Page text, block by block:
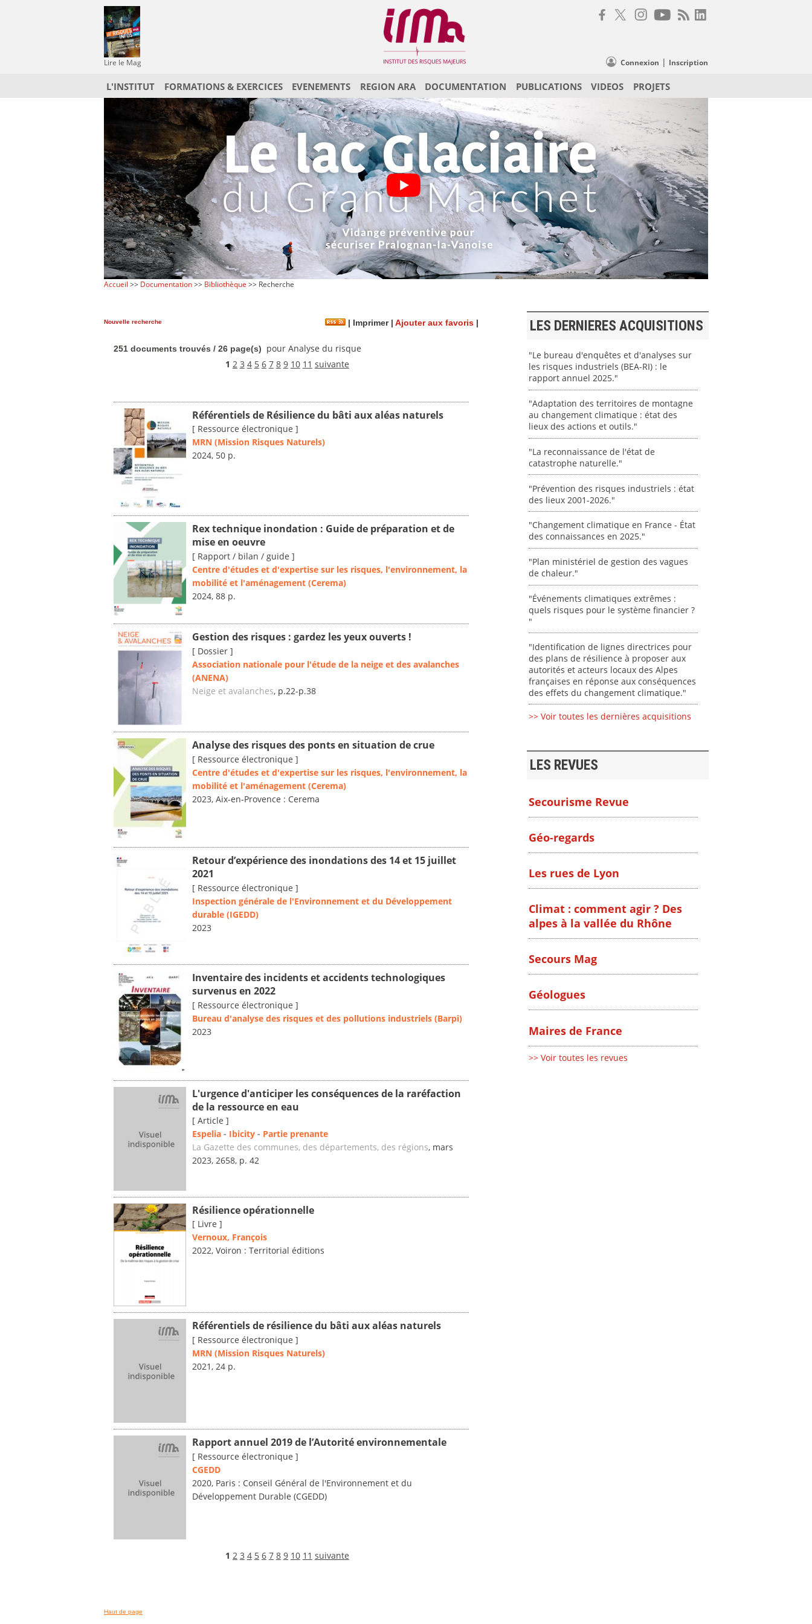
Lire le Mag Connexion | Inscription
L'INSTITUT FORMATIONS & EXERCICES EVENEMENTS REGION ARA DOCUMENTATION PUBLICATIONS VIDEOS PROJETS
Accueil >> Documentation>> Bibliothèque >> Recherche
Nouvelle recherche | Imprimer| Ajouter aux favoris |
251 documents trouvés / 26 page(s)
pour Analyse du risque
1 2 3 4 5 6 7 8 9 10 11 suivante
Référentiels de Résilience du bâti aux aléas naturels
[ Ressource électronique ]
MRN (Mission Risques Naturels)
2024, 50 p.
Rex technique inondation : Guide de préparation et de
mise en oeuvre
[ Rapport / bilan / guide ]
Centre d'études et d'expertise sur les risques, l'environnement, la
mobilité et l'aménagement (Cerema)
2024, 88 p.
Gestion des risques : gardez les yeux ouverts !
[ Dossier ]
Association nationale pour l'étude de la neige et des avalanches
(ANENA)
Neige et avalanches, p.22-p.38
Analyse des risques des ponts en situation de crue
[ Ressource électronique ]
Centre d'études et d'expertise sur les risques, l'environnement, la
mobilité et l'aménagement (Cerema)
2023, Aix-en-Provence : Cerema
Retour d’expérience des inondations des 14 et 15 juillet
2021
[ Ressource électronique ]
Inspection générale de l'Environnement et du Développement
durable (IGEDD)
2023
Inventaire des incidents et accidents technologiques
survenus en 2022
[ Ressource électronique ]
Bureau d'analyse des risques et des pollutions industriels (Barpi)
2023
L'urgence d'anticiper les conséquences de la raréfaction
de la ressource en eau
[ Article ]
Espelia - Ibicity - Partie prenante
La Gazette des communes, des départements, des régions, mars
2023, 2658, p. 42
Résilience opérationnelle
[ Livre ]
Vernoux, François
2022, Voiron : Territorial éditions
Référentiels de résilience du bâti aux aléas naturels
[ Ressource électronique ]
MRN (Mission Risques Naturels)
2021, 24 p.
Rapport annuel 2019 de l’Autorité environnementale
[ Ressource électronique ]
CGEDD
2020, Paris : Conseil Général de l'Environnement et du
Développement Durable (CGEDD)
1 2 3 4 5 6 7 8 9 10 11 suivante
LES DERNIERES ACQUISITIONS
"Le bureau d'enquêtes et d'analyses sur
les risques industriels (BEA-RI) : le
rapport annuel 2025."
"Adaptation des territoires de montagne
au changement climatique : état des
lieux des actions et outils."
"La reconnaissance de l'état de
catastrophe naturelle."
"Prévention des risques industriels : état
des lieux 2001-2026."
"Changement climatique en France - État
des connaissances en 2025."
"Plan ministériel de gestion des vagues
de chaleur."
"Événements climatiques extrêmes :
quels risques pour le système financier ?
"
"Identification de lignes directrices pour
des plans de résilience à proposer aux
autorités et acteurs locaux des Alpes
françaises en réponse aux conséquences
des effets du changement climatique."
>> Voir toutes les dernières acquisitions
LES REVUES
Secourisme Revue
Géo-regards
Les rues de Lyon
Climat : comment agir ? Des
alpes à la vallée du Rhône
Secours Mag
Géologues
Maires de France
>> Voir toutes les revues
Haut de page